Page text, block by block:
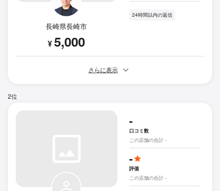
長崎県長崎市
¥5,000
24時間以内の返信
さらに表示
2位
-
口コミ数
この店舗の合計 -
-
評価
この店舗の合計 -